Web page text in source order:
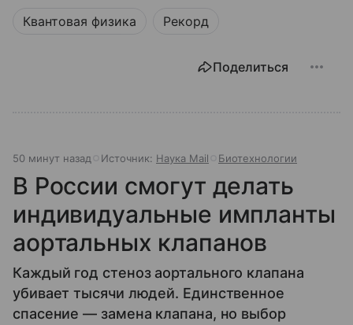
Квантовая физика Рекорд
Поделиться
50 минут назад Источник: Наука Mail Биотехнологии
В России смогут делать
индивидуальные импланты
аортальных клапанов
Каждый год стеноз аортального клапана
убивает тысячи людей. Единственное
спасение — замена клапана, но выбор